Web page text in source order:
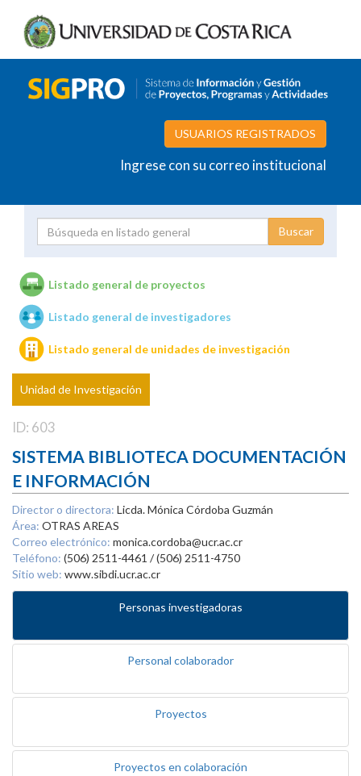
USUARIOS REGISTRADOS
Ingrese con su correo institucional
Unidades de investigación
Listado general de proyectos
Listado general de investigadores
Listado general de unidades de investigación
Unidad de Investigación
ID: 603
SISTEMA BIBLIOTECA DOCUMENTACIÓN
E INFORMACIÓN
Director o directora: Licda. Mónica Córdoba Guzmán
Área: OTRAS AREAS
Correo electrónico: monica.cordoba@ucr.ac.cr
Teléfono: (506) 2511-4461 / (506) 2511-4750
Sitio web: www.sibdi.ucr.ac.cr
Personas investigadoras
Personal colaborador
Proyectos
Proyectos en colaboración